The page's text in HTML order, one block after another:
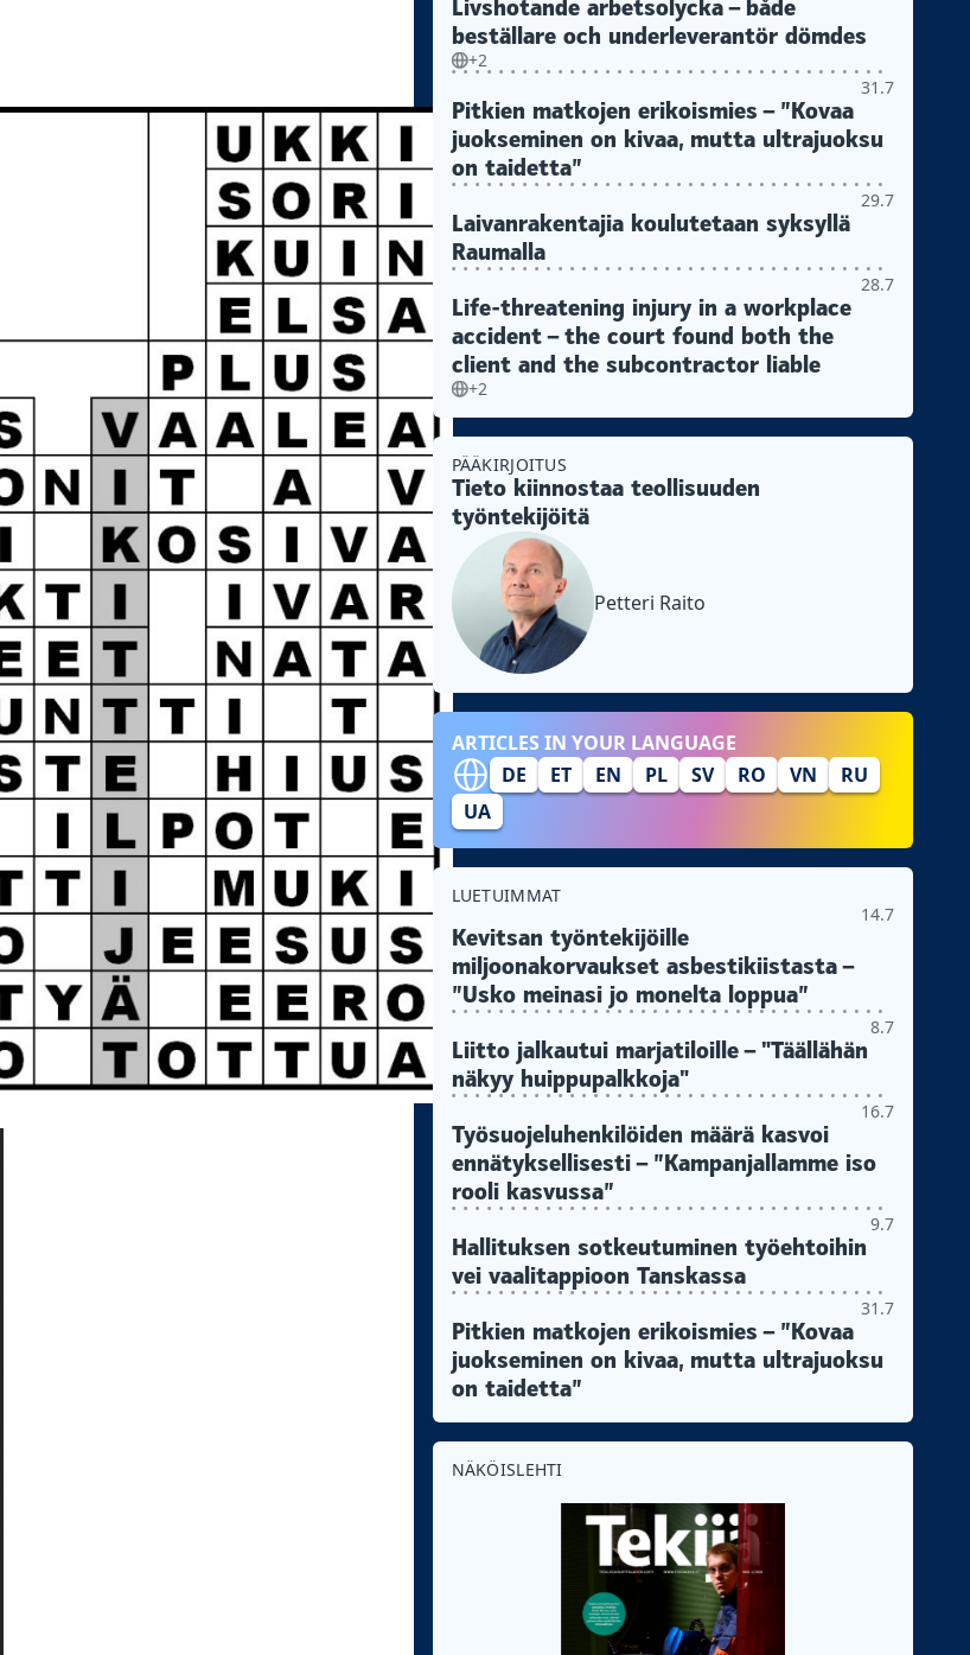
Livshotande arbetsolycka – både
beställare och underleverantör dömdes
+2
31.7
Pitkien matkojen erikoismies – ”Kovaa
juokseminen on kivaa, mutta ultrajuoksu
on taidetta”
29.7
Laivanrakentajia koulutetaan syksyllä
Raumalla
28.7
Life-threatening injury in a workplace
accident – the court found both the
client and the subcontractor liable
+2
PÄÄKIRJOITUS
Tieto kiinnostaa teollisuuden
työntekijöitä
Petteri Raito
ARTICLES IN YOUR LANGUAGE
DE
ET EN PL SV RO VN
RU
UA
LUETUIMMAT
14.7
Kevitsan työntekijöille
miljoonakorvaukset asbestikiistasta –
”Usko meinasi jo monelta loppua”
8.7
Liitto jalkautui marjatiloille – "Täällähän
näkyy huippupalkkoja"
16.7
Työsuojeluhenkilöiden määrä kasvoi
ennätyksellisesti – ”Kampanjallamme iso
rooli kasvussa”
9.7
Hallituksen sotkeutuminen työehtoihin
vei vaalitappioon Tanskassa
31.7
Pitkien matkojen erikoismies – ”Kovaa
juokseminen on kivaa, mutta ultrajuoksu
on taidetta”
NÄKÖISLEHTI